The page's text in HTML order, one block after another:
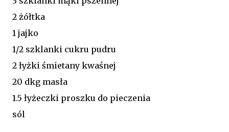
2 żółtka
1 jajko
1/2 szklanki cukru pudru
2 łyżki śmietany kwaśnej
20 dkg masła
1.5 łyżeczki proszku do pieczenia
sól